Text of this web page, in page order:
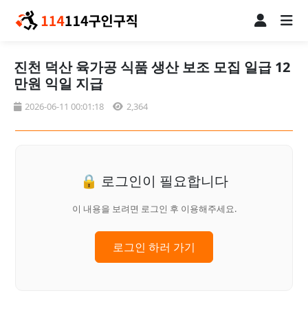
진천 덕산 육가공 식품 생산 보조 모집 일급 12
만원 익일 지급
2026-06-11 00:01:18 2,364
🔒 로그인이 필요합니다
이 내용을 보려면 로그인 후 이용해주세요.
로그인 하러 가기